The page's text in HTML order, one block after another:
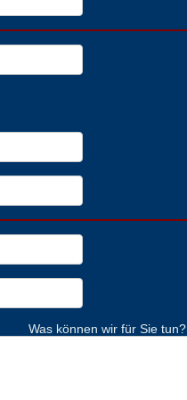
Was können wir für Sie tun?